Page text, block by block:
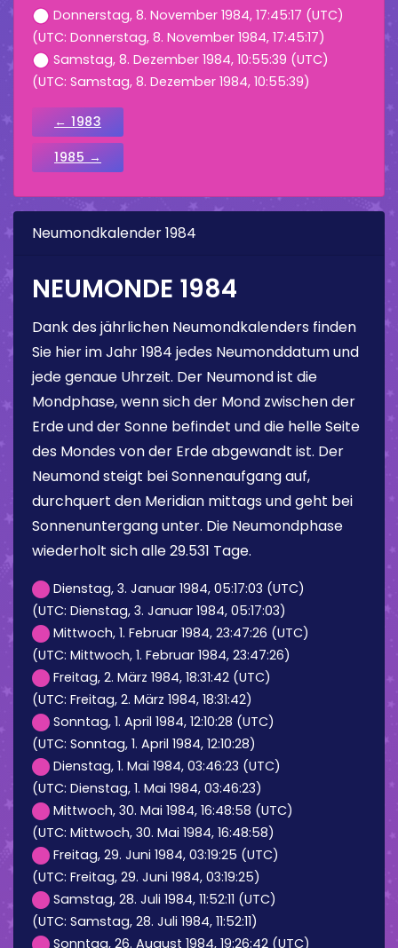
Donnerstag, 8. November 1984, 17:45:17 (UTC)
(UTC: Donnerstag, 8. November 1984, 17:45:17)
Samstag, 8. Dezember 1984, 10:55:39 (UTC)
(UTC: Samstag, 8. Dezember 1984, 10:55:39)
← 1983
1985 →
Neumondkalender 1984
NEUMONDE 1984
Dank des jährlichen Neumondkalenders finden
Sie hier im Jahr 1984 jedes Neumonddatum und
jede genaue Uhrzeit. Der Neumond ist die
Mondphase, wenn sich der Mond zwischen der
Erde und der Sonne befindet und die helle Seite
des Mondes von der Erde abgewandt ist. Der
Neumond steigt bei Sonnenaufgang auf,
durchquert den Meridian mittags und geht bei
Sonnenuntergang unter. Die Neumondphase
wiederholt sich alle 29.531 Tage.
Dienstag, 3. Januar 1984, 05:17:03 (UTC)
(UTC: Dienstag, 3. Januar 1984, 05:17:03)
Mittwoch, 1. Februar 1984, 23:47:26 (UTC)
(UTC: Mittwoch, 1. Februar 1984, 23:47:26)
Freitag, 2. März 1984, 18:31:42 (UTC)
(UTC: Freitag, 2. März 1984, 18:31:42)
Sonntag, 1. April 1984, 12:10:28 (UTC)
(UTC: Sonntag, 1. April 1984, 12:10:28)
Dienstag, 1. Mai 1984, 03:46:23 (UTC)
(UTC: Dienstag, 1. Mai 1984, 03:46:23)
Mittwoch, 30. Mai 1984, 16:48:58 (UTC)
(UTC: Mittwoch, 30. Mai 1984, 16:48:58)
Freitag, 29. Juni 1984, 03:19:25 (UTC)
(UTC: Freitag, 29. Juni 1984, 03:19:25)
Samstag, 28. Juli 1984, 11:52:11 (UTC)
(UTC: Samstag, 28. Juli 1984, 11:52:11)
Sonntag, 26. August 1984, 19:26:42 (UTC)